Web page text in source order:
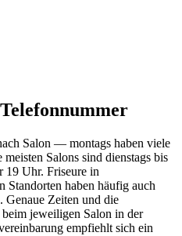
Salon — montags haben viele
Salons sind dienstags bis
19 Uhr. Friseure in
Standorten haben häufig auch
Genaue Zeiten und die
jeweiligen Salon in der
empfiehlt sich ein